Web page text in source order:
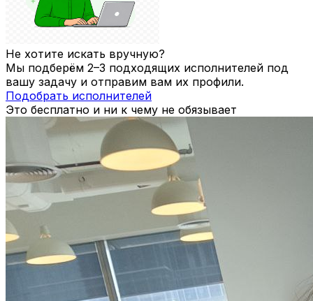
Не хотите искать вручную?
Мы подберём 2–3 подходящих исполнителей под
вашу задачу и отправим вам их профили.
Подобрать исполнителей
Это бесплатно и ни к чему не обязывает